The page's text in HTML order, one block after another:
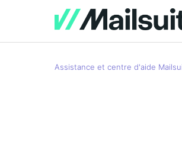
Assistance et centre d'aide